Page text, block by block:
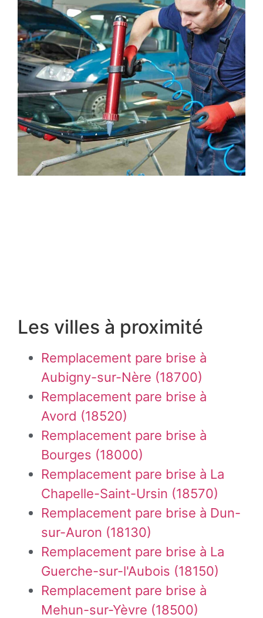
Les villes à proximité
Remplacement pare brise à
Aubigny-sur-Nère (18700)
Remplacement pare brise à
Avord (18520)
Remplacement pare brise à
Bourges (18000)
Remplacement pare brise à La
Chapelle-Saint-Ursin (18570)
Remplacement pare brise à Dun-
sur-Auron (18130)
Remplacement pare brise à La
Guerche-sur-l'Aubois (18150)
Remplacement pare brise à
Mehun-sur-Yèvre (18500)